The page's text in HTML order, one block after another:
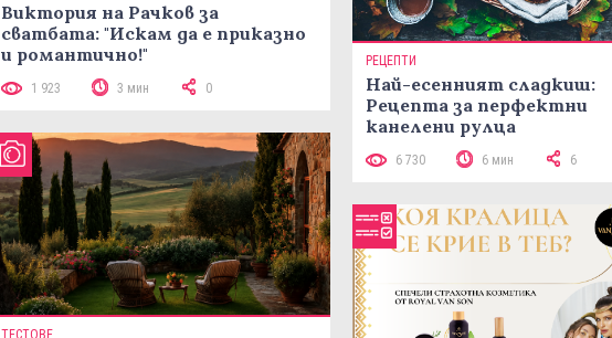
Виктория на Рачков за
сватбата: "Искам да е приказно
и романтично!"
1 923 3 мин 0
РЕЦЕПТИ
Най-есенният сладкиш:
Рецепта за перфектни
канелени рулца
6 730 6 мин 6